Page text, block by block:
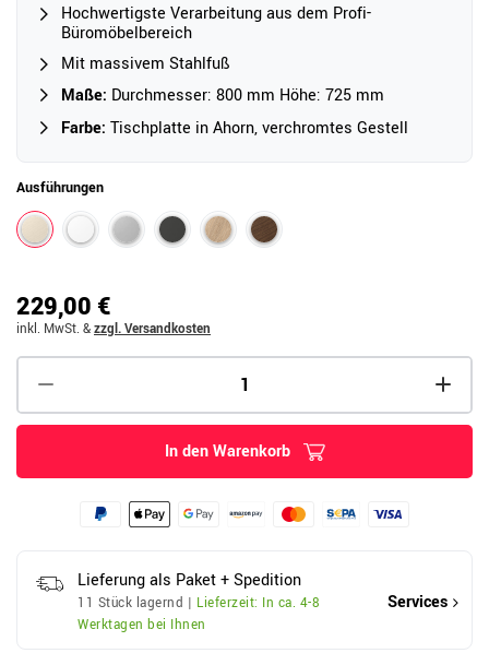
Hochwertigste Verarbeitung aus dem Profi-
Büromöbelbereich
Mit massivem Stahlfuß
Maße: Durchmesser: 800 mm Höhe: 725 mm
Farbe: Tischplatte in Ahorn, verchromtes Gestell
Ausführungen
229,00 €
inkl. MwSt. &zzgl. Versandkosten
In den Warenkorb
Lieferung als Paket + Spedition
11 Stück lagernd | Lieferzeit: In ca. 4-8
Werktagen bei Ihnen
Services